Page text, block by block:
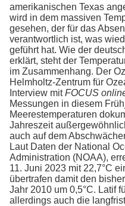
amerikanischen Texas
wird in dem massiven
gesehen, der für das
verantwortlich ist, was
geführt hat. Wie der
erklärt, steht der
im Zusammenhang. Der
Helmholtz-Zentrum für
Interview mitFOCUS
Messungen in diesem
Meerestemperaturen
Jahreszeit
auch auf dem
Laut Daten der National
Administration (NOAA),
11. Juni 2023 mit 22,7°C
übertrafen damit den
Jahr 2010 um 0,5°C. Latif
allerdings auch die